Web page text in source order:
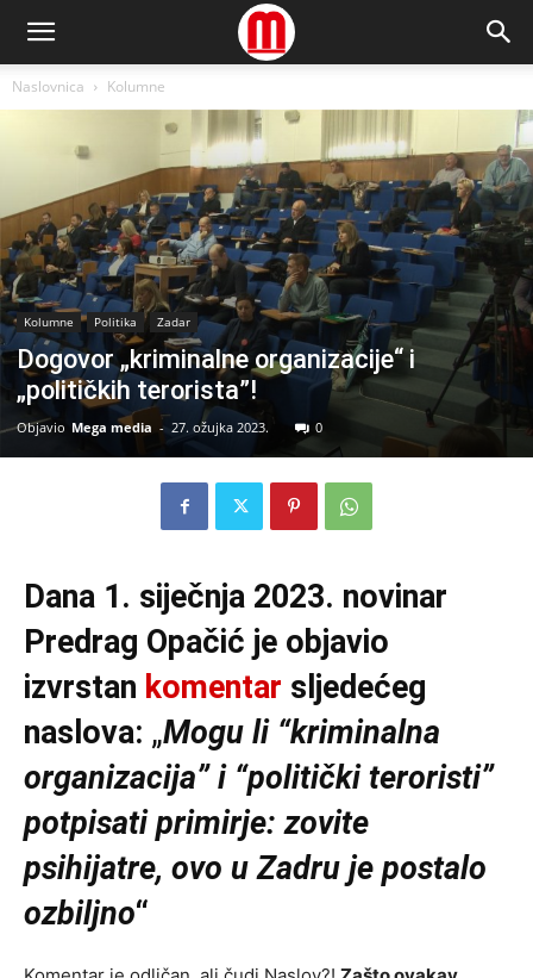
Naslovnica Kolumne
Kolumne Politika Zadar
Dogovor „kriminalne organizacije“ i
„političkih terorista”!
Objavio Mega media - 27. ožujka 2023. 0
Dana 1. siječnja 2023. novinar
Predrag Opačić je objavio
izvrstan komentar sljedećeg
naslova: „Mogu li “kriminalna
organizacija” i “politički teroristi”
potpisati primirje: zovite
psihijatre, ovo u Zadru je postalo
ozbiljno“